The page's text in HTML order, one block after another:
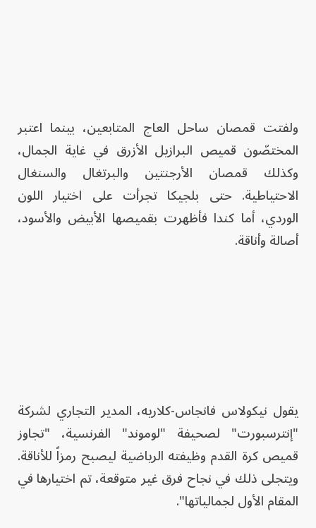
ولفتت قمصان ساحل العاج المتابعين، بينما اعتبر
المختصّون قميص البرازيل الأزرق في غاية الجمال،
وكذلك قمصان الأرجنتين والبرتغال والسنغال
الاحتياطية. حتى بلجيكا تجرأت على اختيار اللون
الوردي، أما كندا فأظهرت بقميصها الأبيض والأسود،
أصالة وأناقة.
يقول نيكولاس فانجاس-كلاريه، المدير التجاري لشركة
"إنترسبورت" لصحيفة "لوموند" الفرنسية، "تجاوز
قميص كرة القدم وظيفته الرياضية ليصبح رمزاً للأناقة.
ويتجلى ذلك في نجاح فرق غير متوقعة، تم اختيارها في
المقام الأول لجمالياتها".